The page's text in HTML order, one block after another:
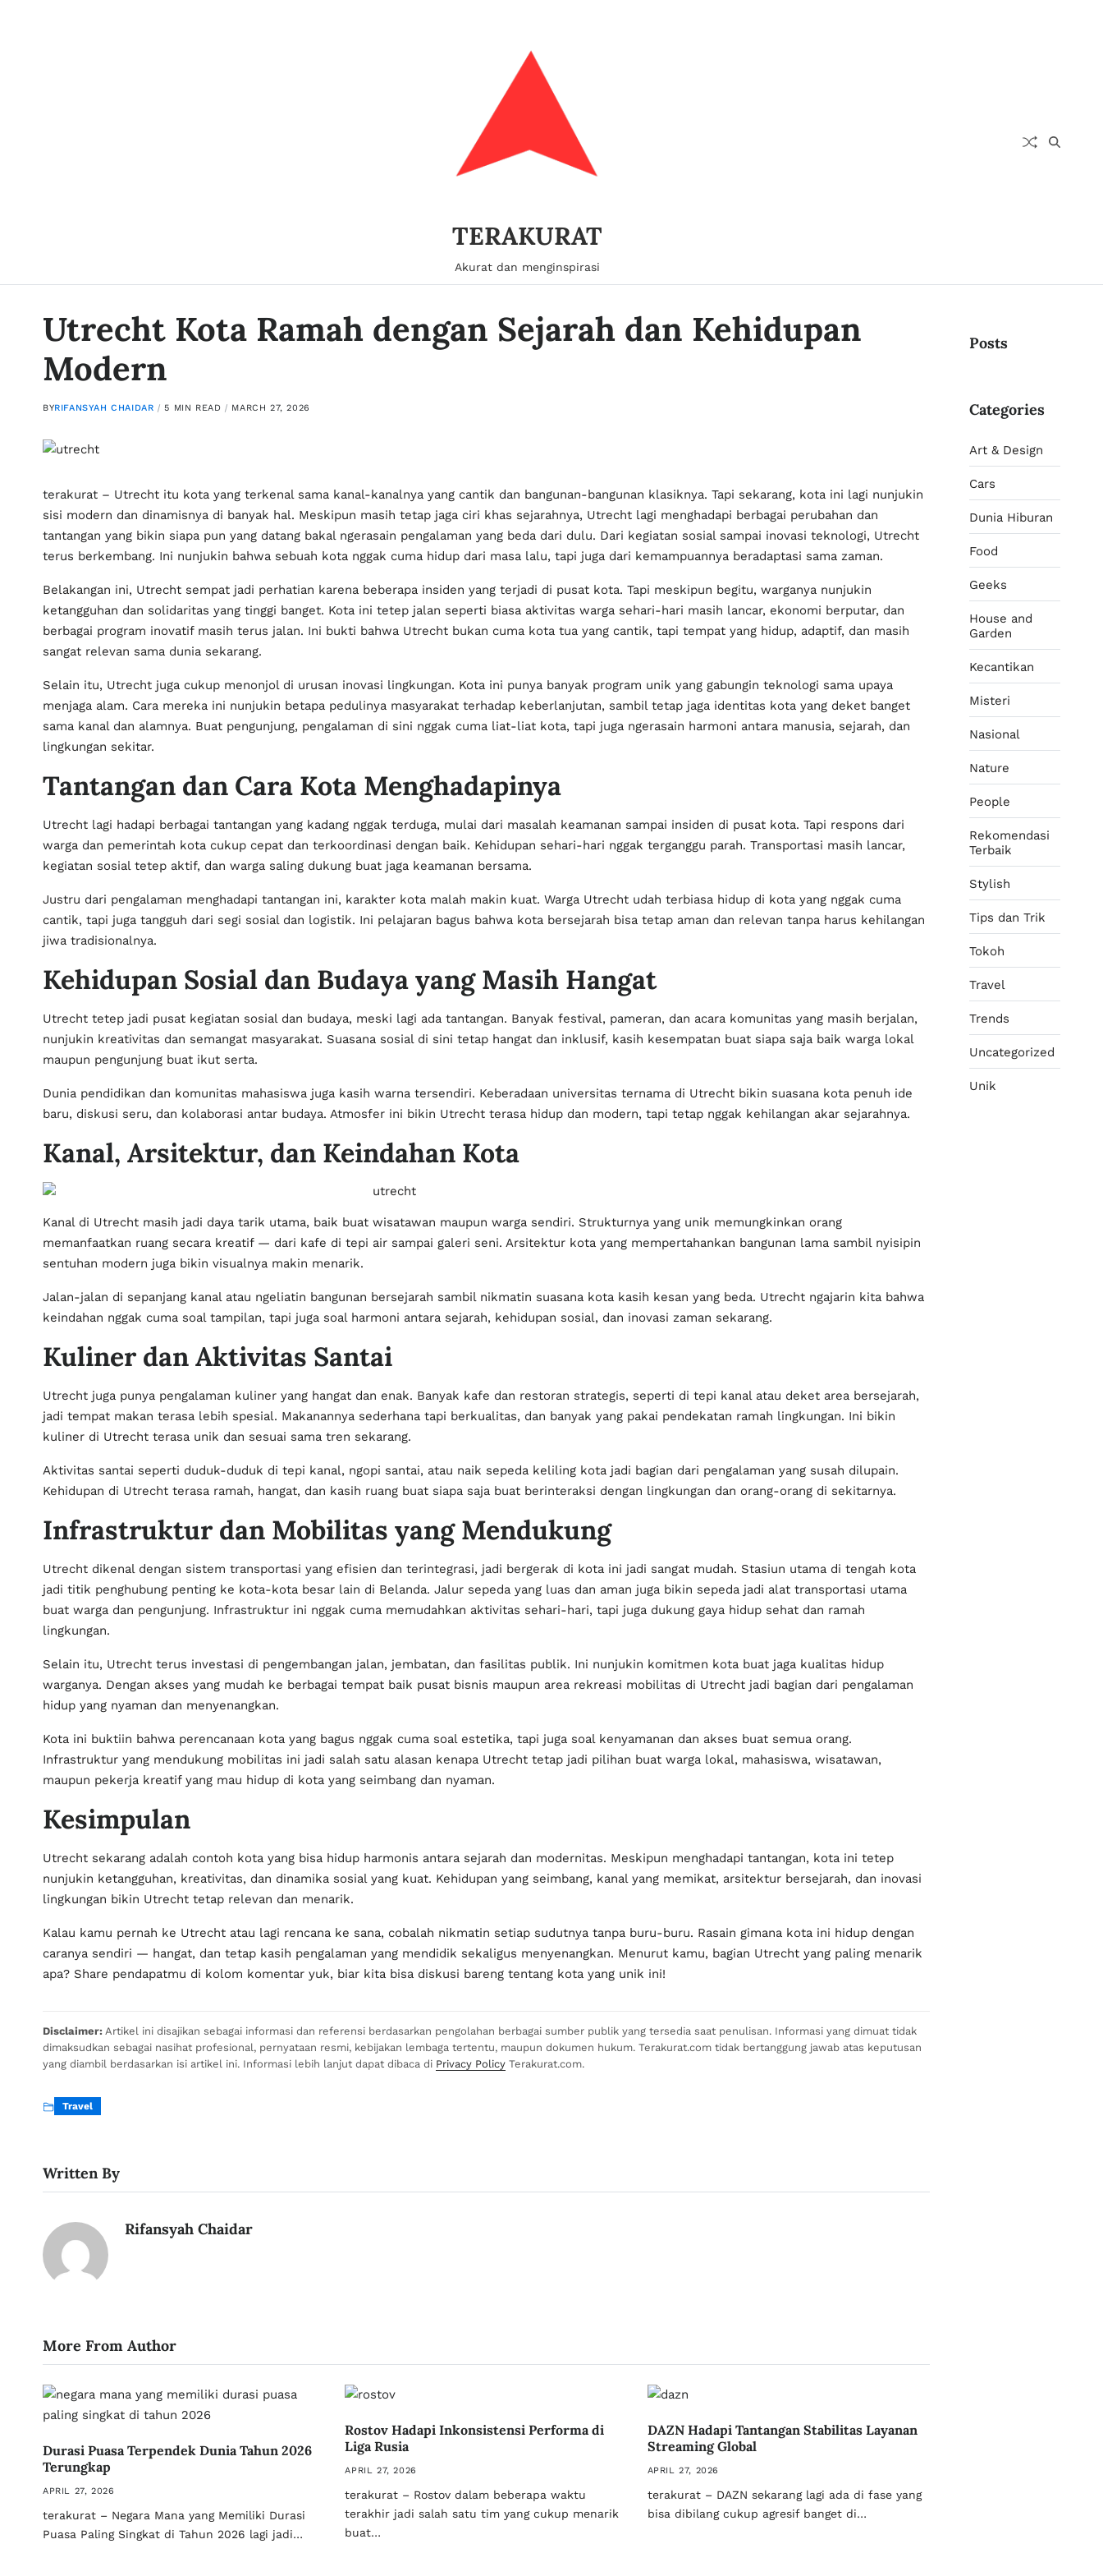
TERAKURAT
Akurat dan menginspirasi
Utrecht Kota Ramah dengan Sejarah dan Kehidupan
Modern
BYRIFANSYAH CHAIDAR 5 MIN READ MARCH 27, 2026
terakurat – Utrecht itu kota yang terkenal sama kanal-kanalnya yang cantik dan bangunan-bangunan klasiknya. Tapi sekarang, kota ini lagi nunjukin
sisi modern dan dinamisnya di banyak hal. Meskipun masih tetap jaga ciri khas sejarahnya, Utrecht lagi menghadapi berbagai perubahan dan
tantangan yang bikin siapa pun yang datang bakal ngerasain pengalaman yang beda dari dulu. Dari kegiatan sosial sampai inovasi teknologi, Utrecht
terus berkembang. Ini nunjukin bahwa sebuah kota nggak cuma hidup dari masa lalu, tapi juga dari kemampuannya beradaptasi sama zaman.
Belakangan ini, Utrecht sempat jadi perhatian karena beberapa insiden yang terjadi di pusat kota. Tapi meskipun begitu, warganya nunjukin
ketangguhan dan solidaritas yang tinggi banget. Kota ini tetep jalan seperti biasa aktivitas warga sehari-hari masih lancar, ekonomi berputar, dan
berbagai program inovatif masih terus jalan. Ini bukti bahwa Utrecht bukan cuma kota tua yang cantik, tapi tempat yang hidup, adaptif, dan masih
sangat relevan sama dunia sekarang.
Selain itu, Utrecht juga cukup menonjol di urusan inovasi lingkungan. Kota ini punya banyak program unik yang gabungin teknologi sama upaya
menjaga alam. Cara mereka ini nunjukin betapa pedulinya masyarakat terhadap keberlanjutan, sambil tetap jaga identitas kota yang deket banget
sama kanal dan alamnya. Buat pengunjung, pengalaman di sini nggak cuma liat-liat kota, tapi juga ngerasain harmoni antara manusia, sejarah, dan
lingkungan sekitar.
Tantangan dan Cara Kota Menghadapinya
Utrecht lagi hadapi berbagai tantangan yang kadang nggak terduga, mulai dari masalah keamanan sampai insiden di pusat kota. Tapi respons dari
warga dan pemerintah kota cukup cepat dan terkoordinasi dengan baik. Kehidupan sehari-hari nggak terganggu parah. Transportasi masih lancar,
kegiatan sosial tetep aktif, dan warga saling dukung buat jaga keamanan bersama.
Justru dari pengalaman menghadapi tantangan ini, karakter kota malah makin kuat. Warga Utrecht udah terbiasa hidup di kota yang nggak cuma
cantik, tapi juga tangguh dari segi sosial dan logistik. Ini pelajaran bagus bahwa kota bersejarah bisa tetap aman dan relevan tanpa harus kehilangan
jiwa tradisionalnya.
Kehidupan Sosial dan Budaya yang Masih Hangat
Utrecht tetep jadi pusat kegiatan sosial dan budaya, meski lagi ada tantangan. Banyak festival, pameran, dan acara komunitas yang masih berjalan,
nunjukin kreativitas dan semangat masyarakat. Suasana sosial di sini tetap hangat dan inklusif, kasih kesempatan buat siapa saja baik warga lokal
maupun pengunjung buat ikut serta.
Dunia pendidikan dan komunitas mahasiswa juga kasih warna tersendiri. Keberadaan universitas ternama di Utrecht bikin suasana kota penuh ide
baru, diskusi seru, dan kolaborasi antar budaya. Atmosfer ini bikin Utrecht terasa hidup dan modern, tapi tetap nggak kehilangan akar sejarahnya.
Kanal, Arsitektur, dan Keindahan Kota
Kanal di Utrecht masih jadi daya tarik utama, baik buat wisatawan maupun warga sendiri. Strukturnya yang unik memungkinkan orang
memanfaatkan ruang secara kreatif — dari kafe di tepi air sampai galeri seni. Arsitektur kota yang mempertahankan bangunan lama sambil nyisipin
sentuhan modern juga bikin visualnya makin menarik.
Jalan-jalan di sepanjang kanal atau ngeliatin bangunan bersejarah sambil nikmatin suasana kota kasih kesan yang beda. Utrecht ngajarin kita bahwa
keindahan nggak cuma soal tampilan, tapi juga soal harmoni antara sejarah, kehidupan sosial, dan inovasi zaman sekarang.
Kuliner dan Aktivitas Santai
Utrecht juga punya pengalaman kuliner yang hangat dan enak. Banyak kafe dan restoran strategis, seperti di tepi kanal atau deket area bersejarah,
jadi tempat makan terasa lebih spesial. Makanannya sederhana tapi berkualitas, dan banyak yang pakai pendekatan ramah lingkungan. Ini bikin
kuliner di Utrecht terasa unik dan sesuai sama tren sekarang.
Aktivitas santai seperti duduk-duduk di tepi kanal, ngopi santai, atau naik sepeda keliling kota jadi bagian dari pengalaman yang susah dilupain.
Kehidupan di Utrecht terasa ramah, hangat, dan kasih ruang buat siapa saja buat berinteraksi dengan lingkungan dan orang-orang di sekitarnya.
Infrastruktur dan Mobilitas yang Mendukung
Utrecht dikenal dengan sistem transportasi yang efisien dan terintegrasi, jadi bergerak di kota ini jadi sangat mudah. Stasiun utama di tengah kota
jadi titik penghubung penting ke kota-kota besar lain di Belanda. Jalur sepeda yang luas dan aman juga bikin sepeda jadi alat transportasi utama
buat warga dan pengunjung. Infrastruktur ini nggak cuma memudahkan aktivitas sehari-hari, tapi juga dukung gaya hidup sehat dan ramah
lingkungan.
Selain itu, Utrecht terus investasi di pengembangan jalan, jembatan, dan fasilitas publik. Ini nunjukin komitmen kota buat jaga kualitas hidup
warganya. Dengan akses yang mudah ke berbagai tempat baik pusat bisnis maupun area rekreasi mobilitas di Utrecht jadi bagian dari pengalaman
hidup yang nyaman dan menyenangkan.
Kota ini buktiin bahwa perencanaan kota yang bagus nggak cuma soal estetika, tapi juga soal kenyamanan dan akses buat semua orang.
Infrastruktur yang mendukung mobilitas ini jadi salah satu alasan kenapa Utrecht tetap jadi pilihan buat warga lokal, mahasiswa, wisatawan,
maupun pekerja kreatif yang mau hidup di kota yang seimbang dan nyaman.
Kesimpulan
Utrecht sekarang adalah contoh kota yang bisa hidup harmonis antara sejarah dan modernitas. Meskipun menghadapi tantangan, kota ini tetep
nunjukin ketangguhan, kreativitas, dan dinamika sosial yang kuat. Kehidupan yang seimbang, kanal yang memikat, arsitektur bersejarah, dan inovasi
lingkungan bikin Utrecht tetap relevan dan menarik.
Kalau kamu pernah ke Utrecht atau lagi rencana ke sana, cobalah nikmatin setiap sudutnya tanpa buru-buru. Rasain gimana kota ini hidup dengan
caranya sendiri — hangat, dan tetap kasih pengalaman yang mendidik sekaligus menyenangkan. Menurut kamu, bagian Utrecht yang paling menarik
apa? Share pendapatmu di kolom komentar yuk, biar kita bisa diskusi bareng tentang kota yang unik ini!
Disclaimer: Artikel ini disajikan sebagai informasi dan referensi berdasarkan pengolahan berbagai sumber publik yang tersedia saat penulisan. Informasi yang dimuat tidak
dimaksudkan sebagai nasihat profesional, pernyataan resmi, kebijakan lembaga tertentu, maupun dokumen hukum. Terakurat.com tidak bertanggung jawab atas keputusan
yang diambil berdasarkan isi artikel ini. Informasi lebih lanjut dapat dibaca di Privacy Policy Terakurat.com.
Travel
Written By
Rifansyah Chaidar
More From Author
Durasi Puasa Terpendek Dunia Tahun 2026
Terungkap
APRIL 27, 2026
terakurat – Negara Mana yang Memiliki Durasi
Puasa Paling Singkat di Tahun 2026 lagi jadi…
Rostov Hadapi Inkonsistensi Performa di
Liga Rusia
APRIL 27, 2026
terakurat – Rostov dalam beberapa waktu
terakhir jadi salah satu tim yang cukup menarik
buat…
DAZN Hadapi Tantangan Stabilitas Layanan
Streaming Global
APRIL 27, 2026
terakurat – DAZN sekarang lagi ada di fase yang
bisa dibilang cukup agresif banget di…
Posts
Categories
Art & Design
Cars
Dunia Hiburan
Food
Geeks
House and
Garden
Kecantikan
Misteri
Nasional
Nature
People
Rekomendasi
Terbaik
Stylish
Tips dan Trik
Tokoh
Travel
Trends
Uncategorized
Unik